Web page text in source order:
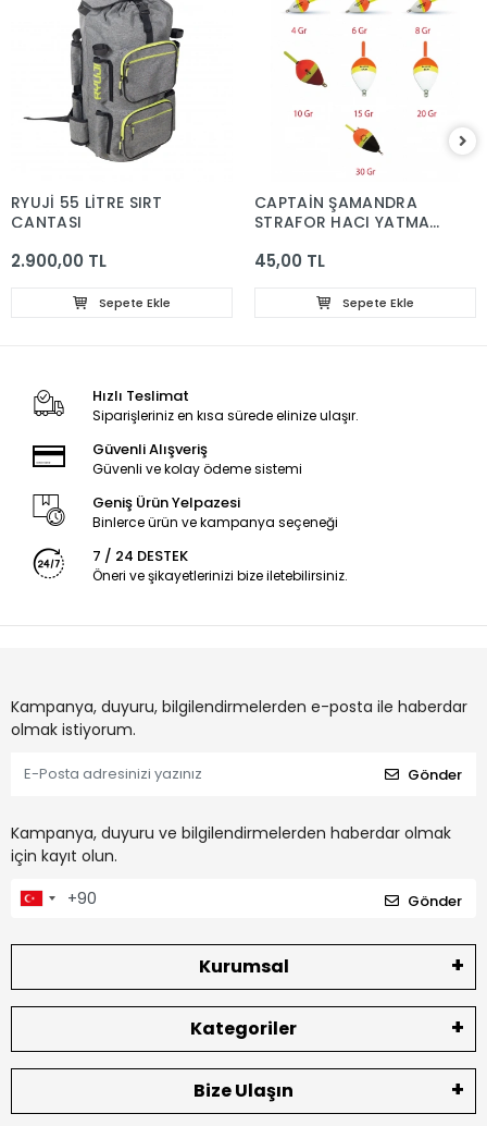
RYUJİ 55 LİTRE SIRT
ÇANTASI
2.900,00 TL
Sepete Ekle
CAPTAİN ŞAMANDRA
STRAFOR HACI YATMAZ
45,00 TL
Sepete Ekle
Hızlı Teslimat
Siparişleriniz en kısa sürede elinize ulaşır.
Güvenli Alışveriş
Güvenli ve kolay ödeme sistemi
Geniş Ürün Yelpazesi
Binlerce ürün ve kampanya seçeneği
7 / 24 DESTEK
Öneri ve şikayetlerinizi bize iletebilirsiniz.
Kampanya, duyuru, bilgilendirmelerden e-posta ile haberdar
olmak istiyorum.
Gönder
Kampanya, duyuru ve bilgilendirmelerden haberdar olmak
için kayıt olun.
Gönder
Kurumsal
Kategoriler
Bize Ulaşın